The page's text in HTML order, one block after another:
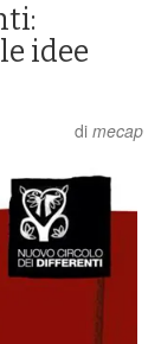
idee
di mecap